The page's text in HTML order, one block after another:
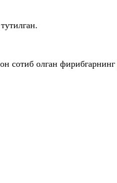
сотиб олган фирибгарнинг